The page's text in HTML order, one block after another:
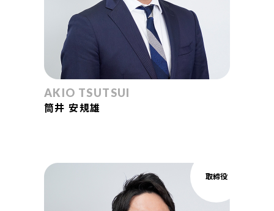
AKIO TSUTSUI
筒井 安規雄
取締役